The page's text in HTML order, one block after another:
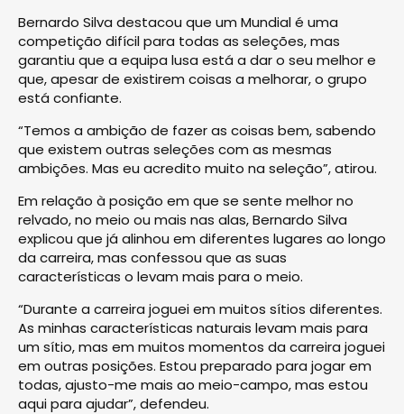
Bernardo Silva destacou que um Mundial é uma
competição difícil para todas as seleções, mas
garantiu que a equipa lusa está a dar o seu melhor e
que, apesar de existirem coisas a melhorar, o grupo
está confiante.
“Temos a ambição de fazer as coisas bem, sabendo
que existem outras seleções com as mesmas
ambições. Mas eu acredito muito na seleção”, atirou.
Em relação à posição em que se sente melhor no
relvado, no meio ou mais nas alas, Bernardo Silva
explicou que já alinhou em diferentes lugares ao longo
da carreira, mas confessou que as suas
características o levam mais para o meio.
“Durante a carreira joguei em muitos sítios diferentes.
As minhas características naturais levam mais para
um sítio, mas em muitos momentos da carreira joguei
em outras posições. Estou preparado para jogar em
todas, ajusto-me mais ao meio-campo, mas estou
aqui para ajudar”, defendeu.